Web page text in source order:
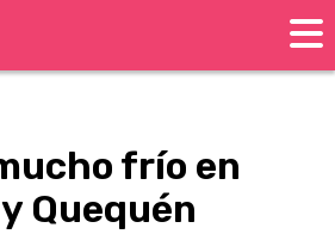
frío en
Quequén